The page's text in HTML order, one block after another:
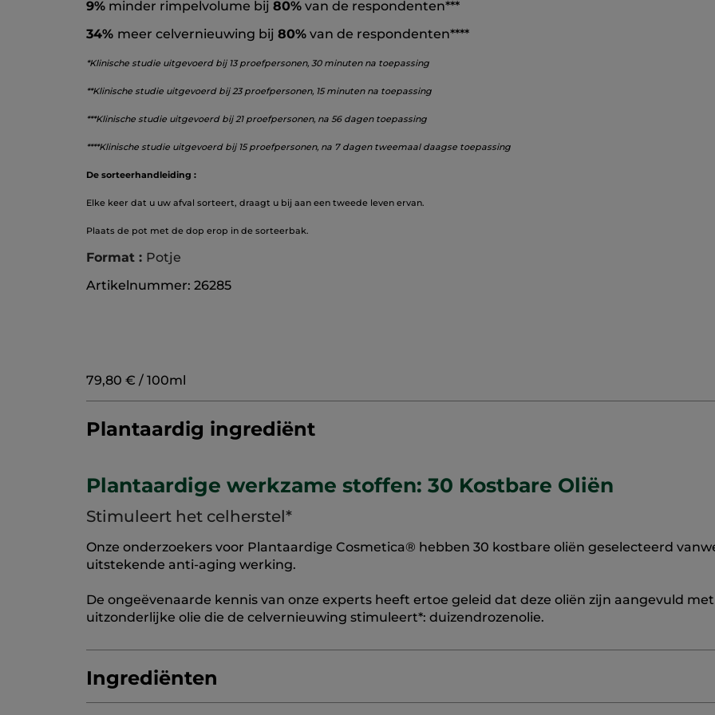
9% minder rimpelvolume bij 80% van de respondenten***
34% meer celvernieuwing bij 80% van de respondenten****
*Klinische studie uitgevoerd bij 13 proefpersonen, 30 minuten na toepassing
**Klinische studie uitgevoerd bij 23 proefpersonen, 15 minuten na toepassing
***Klinische studie uitgevoerd bij 21 proefpersonen, na 56 dagen toepassing
****Klinische studie uitgevoerd bij 15 proefpersonen, na 7 dagen tweemaal daagse toepassing
De sorteerhandleiding :
Elke keer dat u uw afval sorteert, draagt u bij aan een tweede leven ervan.
Plaats de pot met de dop erop in de sorteerbak.
Format : Potje
Artikelnummer: 26285
79,80 € / 100ml
Plantaardig ingrediënt
Plantaardige werkzame stoffen: 30 Kostbare Oliën
Stimuleert het celherstel*
Onze onderzoekers voor Plantaardige Cosmetica® hebben 30 kostbare oliën geselecteerd
uitstekende anti-aging werking.
De ongeëvenaarde kennis van onze experts heeft ertoe geleid dat deze oliën zijn aangevuld
uitzonderlijke olie die de celvernieuwing stimuleert*: duizendrozenolie.
Ingrediënten